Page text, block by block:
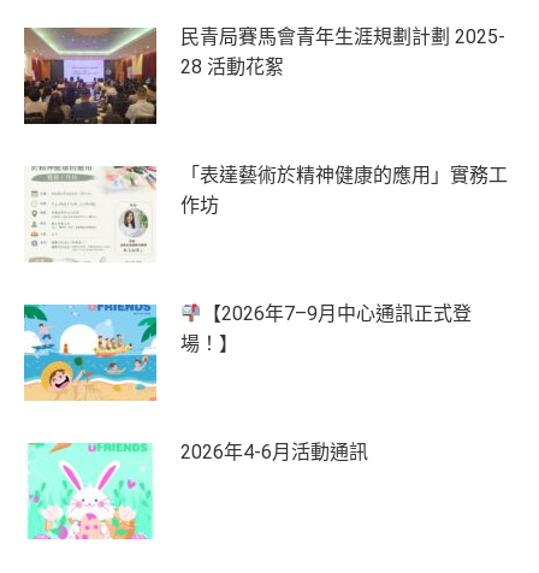
民青局賽馬會青年生涯規劃計劃 2025-
28 活動花絮
「表達藝術於精神健康的應用」實務工
作坊
【2026年7–9月中心通訊正式登
場！】
2026年4-6月活動通訊